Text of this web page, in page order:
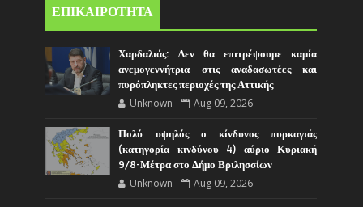
ΕΠΙΚΑΙΡΟΤΗΤΑ
Χαρδαλιάς: Δεν θα επιτρέψουμε καμία
ανεμογεννήτρια στις αναδασωτέες και
πυρόπληκτες περιοχές της Αττικής
Unknown Aug 09, 2026
Πολύ υψηλός ο κίνδυνος πυρκαγιάς
(κατηγορία κινδύνου 4) αύριο Κυριακή
9/8-Μέτρα στο Δήμο Βριλησσίων
Unknown Aug 09, 2026